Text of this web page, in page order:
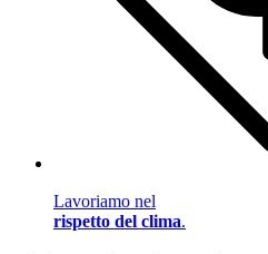
Lavoriamo nel
rispetto del clima.